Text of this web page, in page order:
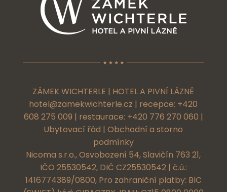
ZÁMEK WICHTERLE | HOTEL A PIVNÍ LÁZNĚ
hotel@zamekwichterle.cz | recepce: +420
608 275 009 | restaurace: +420 776 270 060 |
Ubytovací řád |Obchodní a storno
podmínky
Nicoma s.r.o., Osvobození 54, Slavičín 763 21,
IČO 25530542, DIČ CZ25530542 | č.ú.:
1416774389/0800, Pro zahraniční platby: BIC